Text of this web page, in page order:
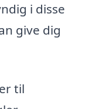
i disse
give dig
til